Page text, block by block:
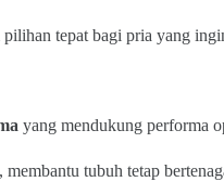
tepat bagi pria yang
yang mendukung performa
, membantu tubuh tetap